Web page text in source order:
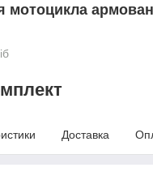
мотоцикла
Доставка